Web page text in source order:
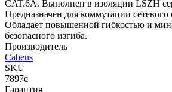
CAT.6A. Выполнен в изоляции LSZH
Предназначен для коммутации сетевого
Обладает повышенной гибкостью и
безопасного изгиба.
Производитель
Cabeus
SKU
7897c
Гарантия